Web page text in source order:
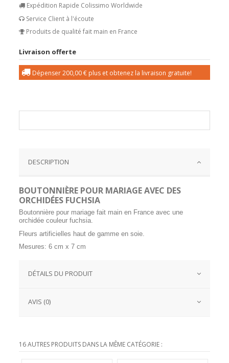
Expédition Rapide Colissimo Worldwide
Service Client à l'écoute
Produits de qualité fait main en France
Livraison offerte
Dépenser200,00 € plus et obtenez la livraison gratuite!
DESCRIPTION
BOUTONNIÈRE POUR MARIAGE AVEC DES
ORCHIDÉES FUCHSIA
Boutonnière pour mariage fait main en France avec une
orchidée couleur fuchsia.
Fleurs artificielles haut de gamme en soie.
Mesures: 6 cm x 7 cm
DÉTAILS DU PRODUIT
AVIS (0)
16 AUTRES PRODUITS DANS LA MÊME CATÉGORIE :